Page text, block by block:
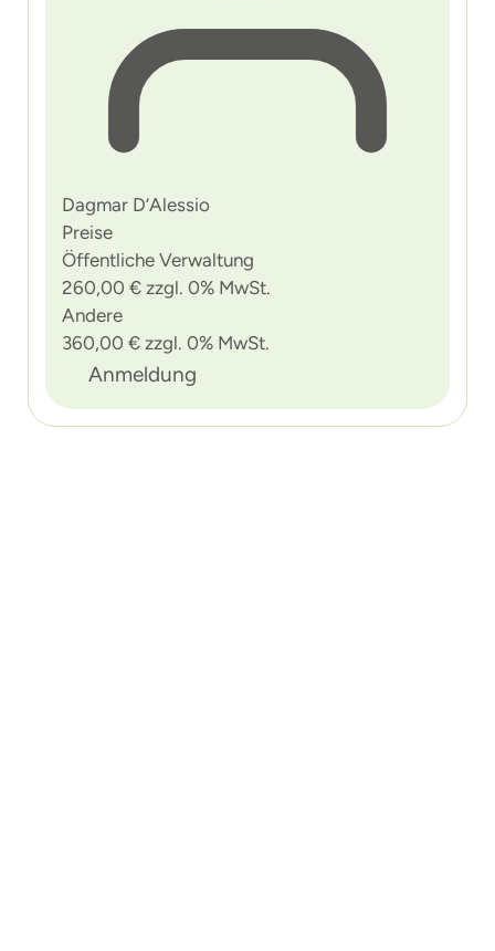
Dagmar D’Alessio
Preise
Öffentliche Verwaltung
260,00 € zzgl. 0% MwSt.
Andere
360,00 € zzgl. 0% MwSt.
Anmeldung